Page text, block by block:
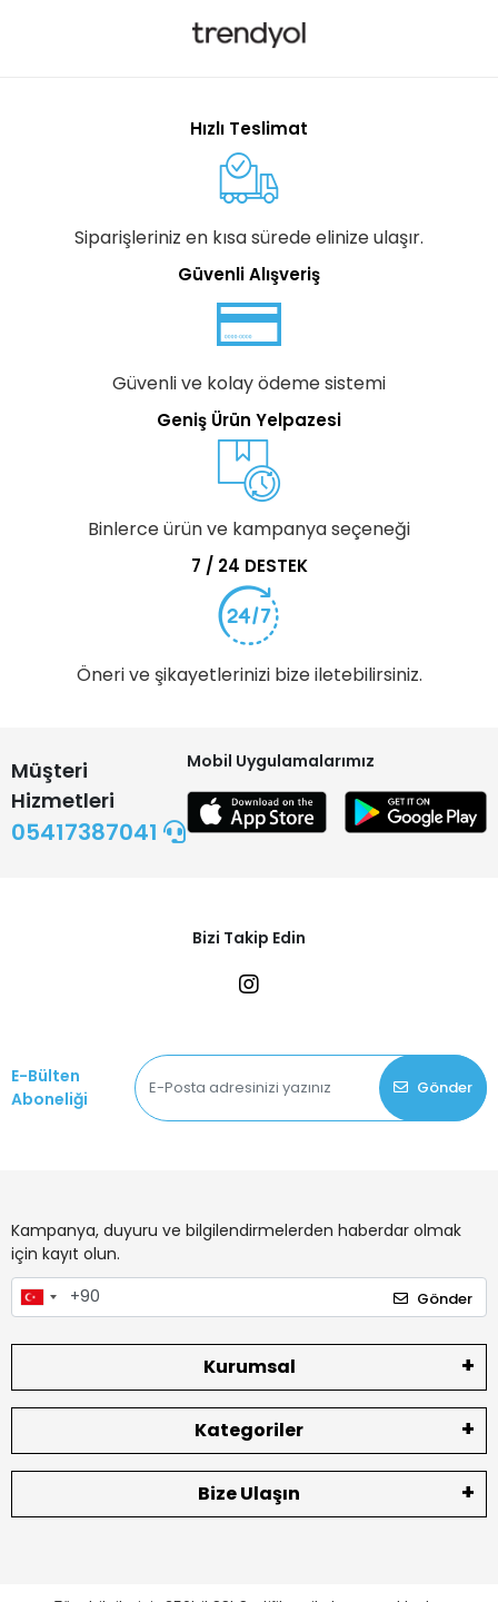
Hızlı Teslimat
Siparişleriniz en kısa sürede elinize ulaşır.
Güvenli Alışveriş
Güvenli ve kolay ödeme sistemi
Geniş Ürün Yelpazesi
Binlerce ürün ve kampanya seçeneği
7 / 24 DESTEK
Öneri ve şikayetlerinizi bize iletebilirsiniz.
Müşteri
Hizmetleri
05417387041
Mobil Uygulamalarımız
Bizi Takip Edin
E-Bülten
Aboneliği
Gönder
Kampanya, duyuru ve bilgilendirmelerden haberdar olmak
için kayıt olun.
Gönder
Kurumsal
Kategoriler
Bize Ulaşın